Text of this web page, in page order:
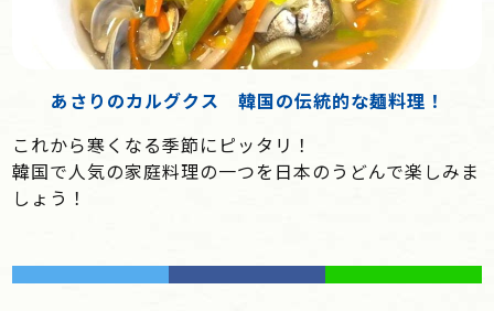
あさりのカルグクス 韓国の伝統的な麺料理！
これから寒くなる季節にピッタリ！
韓国で人気の家庭料理の一つを日本のうどんで楽しみま
しょう！